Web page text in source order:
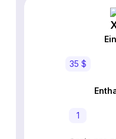
35 $
1